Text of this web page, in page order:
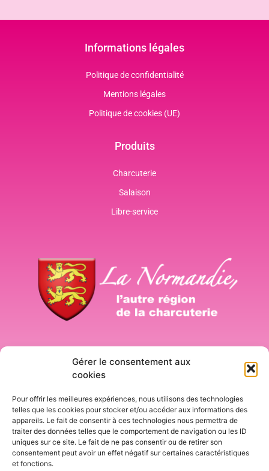
Gérer le consentement aux
cookies
Pour offrir les meilleures expériences, nous utilisons des technologies
telles que les cookies pour stocker et/ou accéder aux informations des
appareils. Le fait de consentir à ces technologies nous permettra de
traiter des données telles que le comportement de navigation ou les ID
uniques sur ce site. Le fait de ne pas consentir ou de retirer son
consentement peut avoir un effet négatif sur certaines caractéristiques
et fonctions.
Découvrez
, charcuteries artisanales à Saint-
Connexion
Produits
Charcuterie
Salaison
Libre-service
Informations légales
Politique de confidentialité
Mentions légales
Politique de cookies (UE)